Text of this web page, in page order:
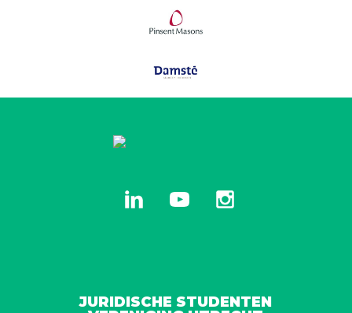
linkedin youtube
JURIDISCHE STUDENTEN